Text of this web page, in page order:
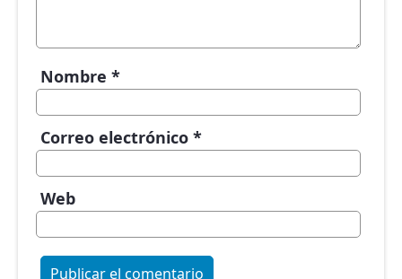
Nombre *
Correo electrónico *
Web